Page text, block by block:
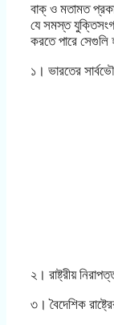
বাক্ ও মতামত
যে সমস্ত
করতে পারে সেগুলি
১। ভারতের
২। রাষ্ট্রীয়
৩। বৈদেশিক